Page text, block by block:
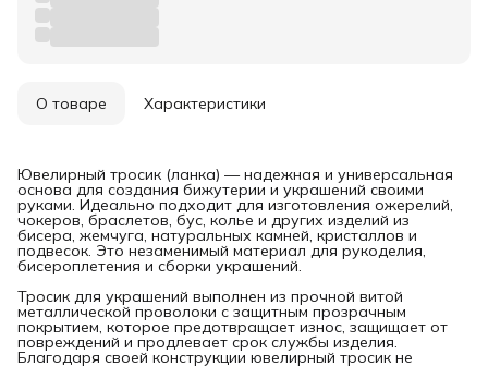
О товаре Характеристики
Ювелирный тросик (ланка) — надежная и универсальная
основа для создания бижутерии и украшений своими
руками. Идеально подходит для изготовления ожерелий,
чокеров, браслетов, бус, колье и других изделий из
бисера, жемчуга, натуральных камней, кристаллов и
подвесок. Это незаменимый материал для рукоделия,
бисероплетения и сборки украшений.
Тросик для украшений выполнен из прочной витой
металлической проволоки с защитным прозрачным
покрытием, которое предотвращает износ, защищает от
повреждений и продлевает срок службы изделия.
Благодаря своей конструкции ювелирный тросик не